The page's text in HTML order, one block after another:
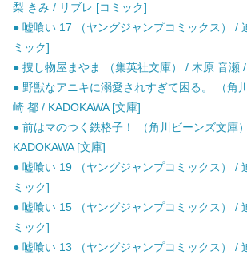
梨 きみ / リブレ [コミック]
● 嘘喰い 17 （ヤングジャンプコミックス） /
ミック]
● 捜し物屋まやま （集英社文庫） / 木原 音瀬
● 野獣なアニキに溺愛されすぎて困る。 （角
崎 都 / KADOKAWA [文庫]
● 前はマのつく鉄格子！ （角川ビーンズ文庫
KADOKAWA [文庫]
● 嘘喰い 19 （ヤングジャンプコミックス） /
ミック]
● 嘘喰い 15 （ヤングジャンプコミックス） /
ミック]
● 嘘喰い 13 （ヤングジャンプコミックス） /